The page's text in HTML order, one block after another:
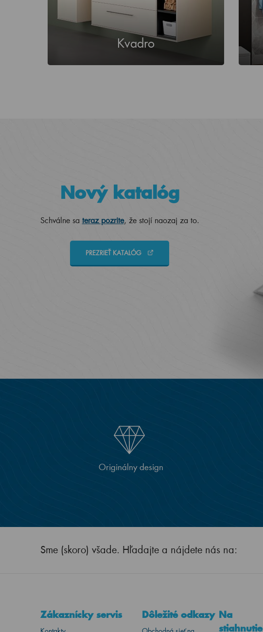
Kvadro
Nový katalóg
Schválne sa teraz pozrite, že stojí naozaj za to.
PREZRIEŤ KATALÓG
Originálny design
Sme (skoro) všade. Hľadajte a nájdete nás na:
Zákaznícky servis Dôležité odkazy Na
stiahnutie